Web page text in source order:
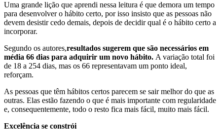
Uma grande lição que aprendi nessa leitura é que demora um tempo
para desenvolver o hábito certo, por isso insisto que as pessoas não
devem desistir cedo demais, depois de decidir qual é o hábito certo a
incorporar.
Segundo os autores,resultados sugerem que são necessários em
média 66 dias para adquirir um novo hábito. A variação total foi
de 18 a 254 dias, mas os 66 representavam um ponto ideal,
reforçam.
As pessoas que têm hábitos certos parecem se sair melhor do que as
outras. Elas estão fazendo o que é mais importante com regularidade
e, consequentemente, todo o resto fica mais fácil, muito mais fácil.
Excelência se constrói